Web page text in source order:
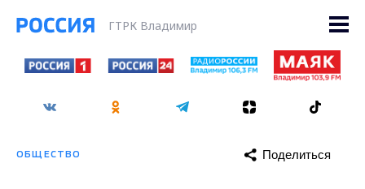
ГТРК Владимир
ОБЩЕСТВО Поделиться